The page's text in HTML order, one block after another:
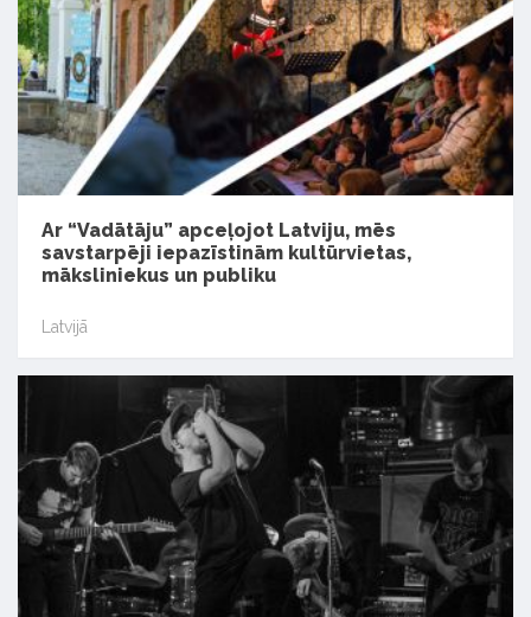
Ar “Vadātāju” apceļojot Latviju, mēs
savstarpēji iepazīstinām kultūrvietas,
māksliniekus un publiku
Latvijā